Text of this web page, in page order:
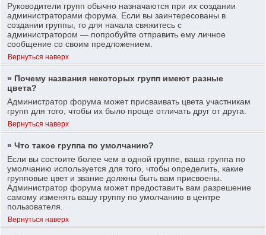
Руководители групп обычно назначаются при их создании
администраторами форума. Если вы заинтересованы в
создании группы, то для начала свяжитесь с
администратором — попробуйте отправить ему личное
сообщение со своим предложением.
Вернуться наверх
» Почему названия некоторых групп имеют разные
цвета?
Администратор форума может присваивать цвета участникам
групп для того, чтобы их было проще отличать друг от друга.
Вернуться наверх
» Что такое группа по умолчанию?
Если вы состоите более чем в одной группе, ваша группа по
умолчанию используется для того, чтобы определить, какие
групповые цвет и звание должны быть вам присвоены.
Администратор форума может предоставить вам разрешение
самому изменять вашу группу по умолчанию в центре
пользователя.
Вернуться наверх